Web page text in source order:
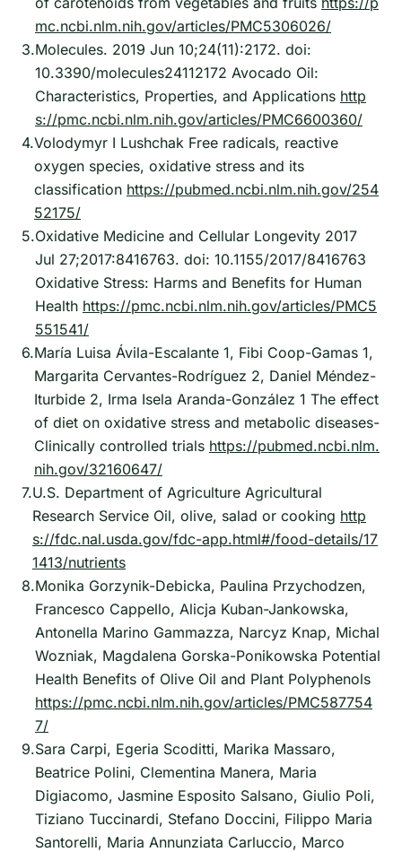
mc.ncbi.nlm.nih.gov/articles/PMC5306026/
3.Molecules. 2019 Jun 10;24(11):2172. doi:
10.3390/molecules24112172 Avocado Oil:
Characteristics, Properties, and Applications http
s://pmc.ncbi.nlm.nih.gov/articles/PMC6600360/
4.Volodymyr I Lushchak Free radicals, reactive
oxygen species, oxidative stress and its
classification https://pubmed.ncbi.nlm.nih.gov/254
52175/
5.Oxidative Medicine and Cellular Longevity 2017
Jul 27;2017:8416763. doi: 10.1155/2017/8416763
Oxidative Stress: Harms and Benefits for Human
Health https://pmc.ncbi.nlm.nih.gov/articles/PMC5
551541/
6.María Luisa Ávila-Escalante 1, Fibi Coop-Gamas 1,
Margarita Cervantes-Rodríguez 2, Daniel Méndez-
Iturbide 2, Irma Isela Aranda-González 1 The effect
of diet on oxidative stress and metabolic diseases-
Clinically controlled trials https://pubmed.ncbi.nlm.
nih.gov/32160647/
7.U.S. Department of Agriculture Agricultural
Research Service Oil, olive, salad or cooking http
s://fdc.nal.usda.gov/fdc-app.html#/food-details/17
1413/nutrients
8.Monika Gorzynik-Debicka, Paulina Przychodzen,
Francesco Cappello, Alicja Kuban-Jankowska,
Antonella Marino Gammazza, Narcyz Knap, Michal
Wozniak, Magdalena Gorska-Ponikowska Potential
Health Benefits of Olive Oil and Plant Polyphenols
https://pmc.ncbi.nlm.nih.gov/articles/PMC587754
7/
9.Sara Carpi, Egeria Scoditti, Marika Massaro,
Beatrice Polini, Clementina Manera, Maria
Digiacomo, Jasmine Esposito Salsano, Giulio Poli,
Tiziano Tuccinardi, Stefano Doccini, Filippo Maria
Santorelli, Maria Annunziata Carluccio, Marco